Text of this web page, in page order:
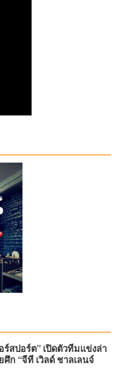
สปอร์ต” เปิดตัวทีมแข่งล่า
ก “จีที เวิลด์ ชาลเลนจ์